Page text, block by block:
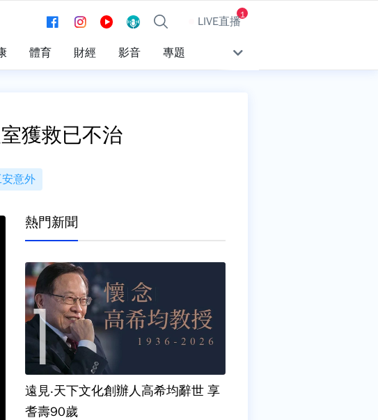
LIVE直播1
體育 財經 影音 專題
獲救已不治
意外
熱門新聞
遠見‧天下文化創辦人高希均辭世 享
耆壽90歲